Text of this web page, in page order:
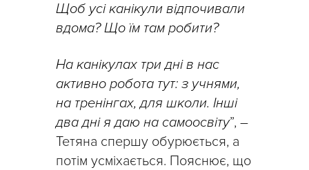
Щоб усі канікули відпочивали
вдома? Що їм там робити?
На канікулах три дні в нас
активно робота тут: з учнями,
на тренінгах, для школи. Інші
два дні я даю на самоосвіту”, –
Тетяна спершу обурюється, а
потім усміхається. Пояснює, що